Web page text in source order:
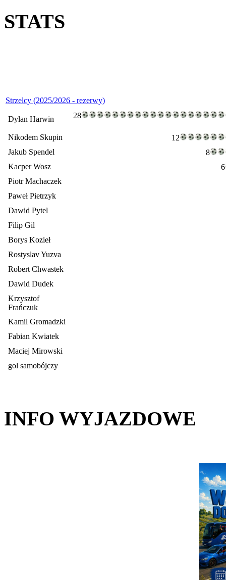
STATS
Strzelcy (2025/2026 - rezerwy)
Dylan Harwin 28
Nikodem Skupin
12
Jakub Spendel
8
Kacper Wosz
6
Piotr Machaczek
Paweł Pietrzyk
Dawid Pytel
Filip Gil
Borys Kozieł
Rostyslav Yuzva
Robert Chwastek
Dawid Dudek
Krzysztof
Frańczuk
Kamil Gromadzki
Fabian Kwiatek
Maciej Mirowski
gol samobójczy
INFO WYJAZDOWE